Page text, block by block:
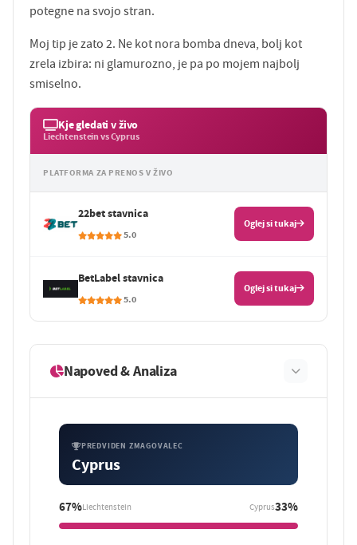
potegne na svojo stran.
Moj tip je zato 2. Ne kot nora bomba dneva, bolj kot
zrela izbira: ni glamurozno, je pa po mojem najbolj
smiselno.
Kje gledati v živo
Liechtenstein vs Cyprus
PLATFORMA ZA PRENOS V ŽIVO
22bet stavnica
5.0
Oglej si tukaj
BetLabel stavnica
5.0
Oglej si tukaj
Napoved & Analiza
PREDVIDEN ZMAGOVALEC
Cyprus
67%Liechtenstein Cyprus33%